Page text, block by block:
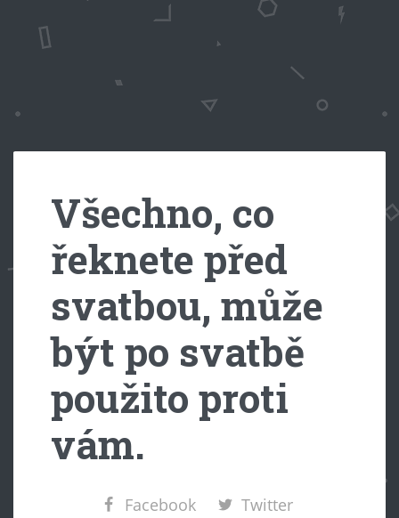
Všechno, co
řeknete před
svatbou, může
být po svatbě
použito proti
vám.
Facebook
Twitter